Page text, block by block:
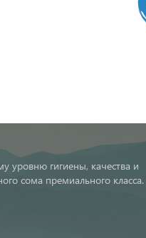
уровню гигиены, качества и
сома премиального класса.